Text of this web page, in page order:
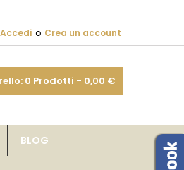
Accedi o Crea un account
0 Prodotti - 0,00 €
BLOG